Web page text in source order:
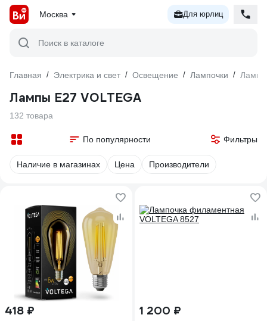
Москва Для юрлиц
Поиск в каталоге
Главная / Электрика и свет / Освещение / Лампочки / Лампы
Лампы Е27 VOLTEGA
132 товара
По популярности Фильтры
Наличие в магазинах Цена Производители
418 ₽ 1 200 ₽